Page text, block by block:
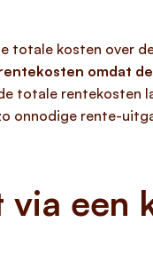
totale kosten over
omdat
totale rentekosten
onnodige rente-
via een